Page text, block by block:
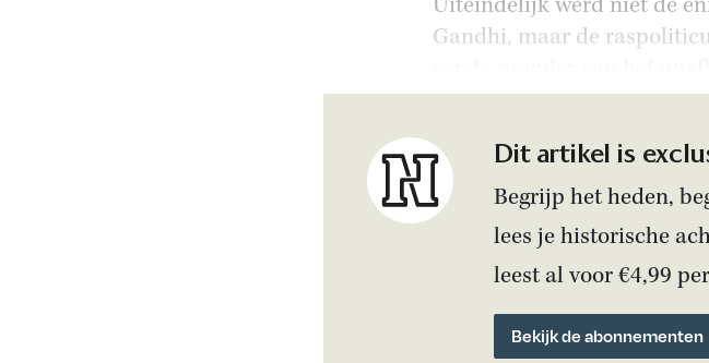
Uiteindelijk werd niet de
Gandhi, maar de
Dit artikel is
Begrijp het heden,
lees je historische
leest al voor €4,99
Bekijk de abonnementen